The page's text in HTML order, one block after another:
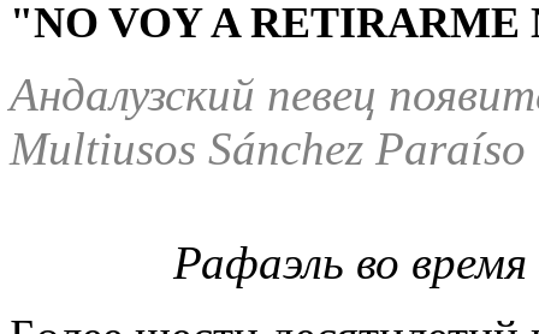
"NO VOY A RETIRARME
Андалузский певец
Multiusos Sánchez Paraíso
Рафаэль во